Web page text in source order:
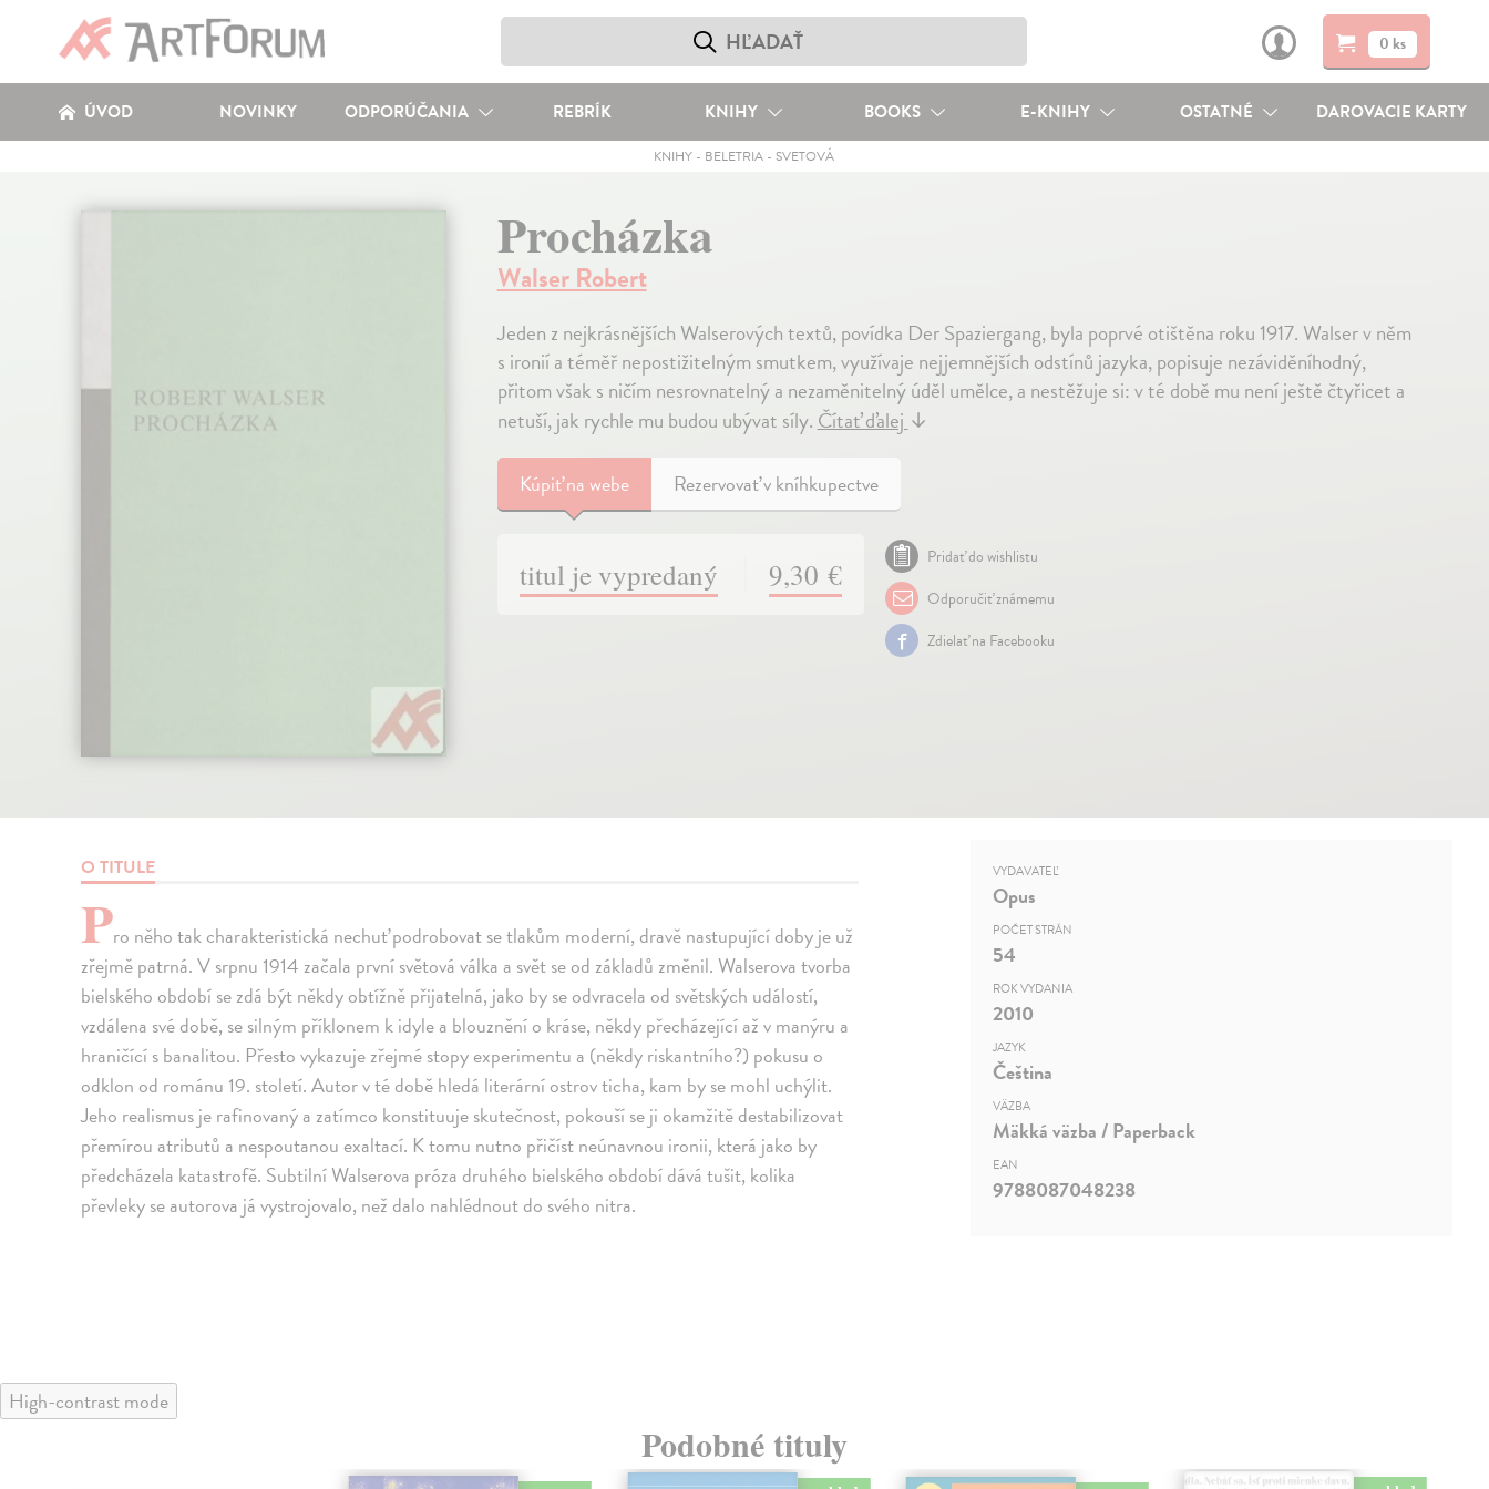
0 ks
ÚVOD NOVINKY ODPORÚČANIA REBRÍK KNIHY BOOKS E-KNIHY OSTATNÉ DAROVACIE KARTY
KNIHY - BELETRIA - SVETOVÁ
Procházka
Walser Robert
Jeden z nejkrásnějších Walserových textů, povídka Der Spaziergang, byla poprvé otištěna roku 1917. Walser v něm
s ironií a téměř nepostižitelným smutkem, využívaje nejjemnějších odstínů jazyka, popisuje nezáviděníhodný,
přitom však s ničím nesrovnatelný a nezaměnitelný úděl umělce, a nestěžuje si: v té době mu není ještě čtyřicet a
netuší, jak rychle mu budou ubývat síly.Čítať ďalej↓
Kúpiťna webe Rezervovať v kníhkupectve
titul je vypredaný 9,30 €
Pridať do wishlistu
Odporučiť známemu
Zdielať na Facebooku
O TITULE
Pro něho tak charakteristická nechuť podrobovat se tlakům moderní, dravě nastupující doby je už
zřejmě patrná. V srpnu 1914 začala první světová válka a svět se od základů změnil. Walserova tvorba
bielského období se zdá být někdy obtížně přijatelná, jako by se odvracela od světských událostí,
vzdálena své době, se silným příklonem k idyle a blouznění o kráse, někdy přecházející až v manýru a
hraničící s banalitou. Přesto vykazuje zřejmé stopy experimentu a (někdy riskantního?) pokusu o
odklon od románu 19. století. Autor v té době hledá literární ostrov ticha, kam by se mohl uchýlit.
Jeho realismus je rafinovaný a zatímco konstituuje skutečnost, pokouší se ji okamžitě destabilizovat
přemírou atributů a nespoutanou exaltací. K tomu nutno přičíst neúnavnou ironii, která jako by
předcházela katastrofě. Subtilní Walserova próza druhého bielského období dává tušit, kolika
převleky se autorova já vystrojovalo, než dalo nahlédnout do svého nitra.
VYDAVATEĽ
Opus
POČET STRÁN
54
ROK VYDANIA
2010
JAZYK
Čeština
VÄZBA
Mäkká väzba / Paperback
EAN
9788087048238
High-contrast mode
Podobné tituly